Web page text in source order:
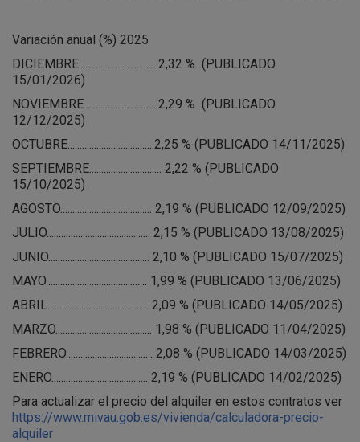
Variación anual (%) 2025
DICIEMBRE.................................2,32 % (PUBLICADO
15/01/2026)
NOVIEMBRE...............................2,29 % (PUBLICADO
12/12/2025)
OCTUBRE....................................2,25 % (PUBLICADO 14/11/2025)
SEPTIEMBRE.............................. 2,22 % (PUBLICADO
15/10/2025)
AGOSTO...................................... 2,19 % (PUBLICADO 12/09/2025)
JULIO........................................... 2,15 % (PUBLICADO 13/08/2025)
JUNIO.......................................... 2,10 % (PUBLICADO 15/07/2025)
MAYO.......................................... 1,99 % (PUBLICADO 13/06/2025)
ABRIL.......................................... 2,09 % (PUBLICADO 14/05/2025)
MARZO........................................ 1,98 % (PUBLICADO 11/04/2025)
FEBRERO.................................... 2,08 % (PUBLICADO 14/03/2025)
ENERO........................................ 2,19 % (PUBLICADO 14/02/2025)
Para actualizar el precio del alquiler en estos contratos ver
https://www.mivau.gob.es/vivienda/calculadora-precio-
alquiler